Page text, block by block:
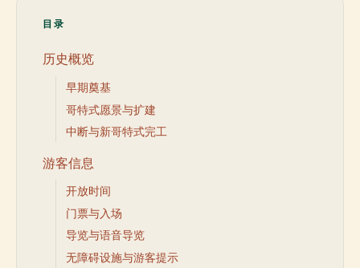
目录
历史概览
早期奠基
哥特式愿景与扩建
中断与新哥特式完工
游客信息
开放时间
门票与入场
导览与语音导览
无障碍设施与游客提示